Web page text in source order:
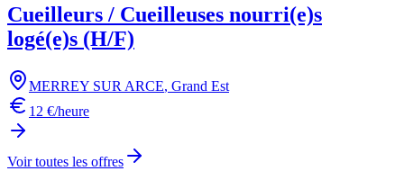
Cueilleurs / Cueilleuses nourri(e)s
logé(e)s (H/F)
MERREY SUR ARCE, Grand Est
12 €/heure
Voir toutes les offres